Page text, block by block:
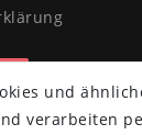
und
verarbeiten